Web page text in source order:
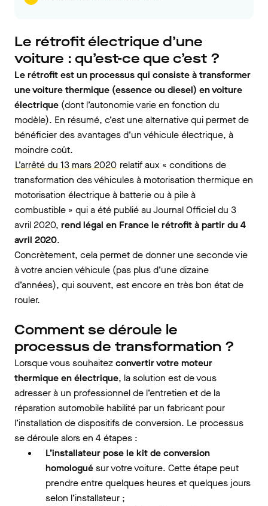
Le rétrofit électrique d’une
voiture : qu’est-ce que c’est ?
Le rétrofit est un processus qui consiste à transformer
une voiture thermique (essence ou diesel) en voiture
électrique (dont l’autonomie varie en fonction du
modèle). En résumé, c’est une alternative qui permet de
bénéficier des avantages d’un véhicule électrique, à
moindre coût.
L’arrêté du 13 mars 2020 relatif aux « conditions de
transformation des véhicules à motorisation thermique en
motorisation électrique à batterie ou à pile à
combustible » qui a été publié au Journal Officiel du 3
avril 2020, rend légal en France le rétrofit à partir du 4
avril 2020.
Concrètement, cela permet de donner une seconde vie
à votre ancien véhicule (pas plus d’une dizaine
d’années), qui souvent, est encore en très bon état de
rouler.
Comment se déroule le
processus de transformation ?
Lorsque vous souhaitezconvertir votre moteur
thermique en électrique, la solution est de vous
adresser à un professionnel de l’entretien et de la
réparation automobile habilité par un fabricant pour
l’installation de dispositifs de conversion. Le processus
se déroule alors en 4 étapes :
L’installateur pose le kit de conversion
homologuésur votre voiture. Cette étape peut
prendre entre quelques heures et quelques jours
selon l’installateur ;